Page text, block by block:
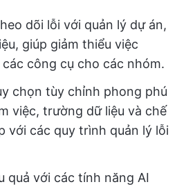
dõi lỗi với quản lý dự án,
giúp giảm thiểu việc
công cụ cho các nhóm.
chọn tùy chỉnh phong phú
việc, trường dữ liệu và chế
với các quy trình quản lý lỗi
quả với các tính năng AI